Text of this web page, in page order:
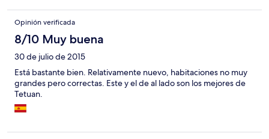
capacitado, nada eficaz, lento, que no parece profesional.
Olores horrorosos a pescadoque parecen venir de una fàbrica
de conservas de sardina, o secadora de pescado, o incineraciòn
de deshechos de las mismas. Muy desagradable. Prestaciones
MUY MEDIOCRES para el precio, nada barato. No
recomendarìa ese hotel. gracias por tomar nota.
Opinión verificada
8/10 Muy buena
30 de julio de 2015
Está bastante bien. Relativamente nuevo, habitaciones no muy
grandes pero correctas. Este y el de al lado son los mejores de
Tetuan.